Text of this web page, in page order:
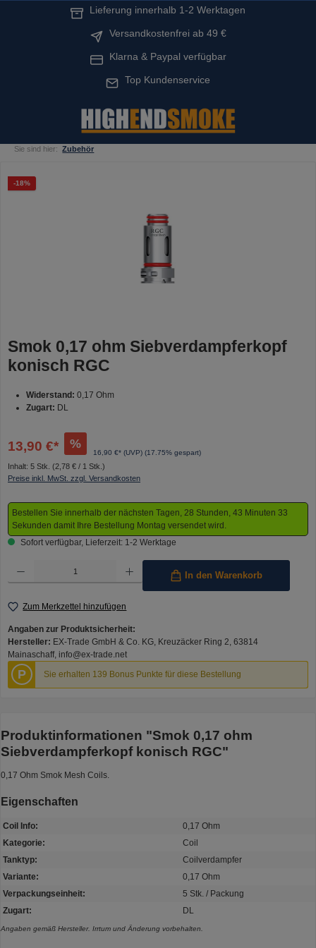
Lieferung innerhalb 1-2 Werktagen
Versandkostenfrei ab 49 €
Klarna & Paypal verfügbar
Top Kundenservice
Sie sind hier: Zubehör
Bildergalerie überspringen
-18%Rabatt
Smok 0,17 ohm Siebverdampferkopf
konisch RGC
Widerstand: 0,17 Ohm
Zugart: DL
13,90 €* %
16,90 €* (UVP) (17.75% gespart)
Inhalt: 5 Stk. (2,78 € / 1 Stk.)
Preise inkl. MwSt. zzgl. Versandkosten
Bestellen Sie innerhalb der nächsten Tagen, 28 Stunden, 43 Minuten 33
Sekunden damit Ihre Bestellung Montag versendet wird.
Sofort verfügbar, Lieferzeit: 1-2 Werktage
Produkt Anzahl: Gib den gewünschten Wert ein oder benutze die Schaltflächen um die
In den Warenkorb
Zum Merkzettel hinzufügen
Angaben zur Produktsicherheit:
Hersteller: EX-Trade GmbH & Co. KG, Kreuzäcker Ring 2, 63814
Mainaschaff, info@ex-trade.net
P Sie erhalten 139 Bonus Punkte für diese Bestellung
Produktinformationen "Smok 0,17 ohm
Siebverdampferkopf konisch RGC"
0,17 Ohm Smok Mesh Coils.
Eigenschaften
Coil Info:
0,17 Ohm
Kategorie:
Coil
Tanktyp:
Coilverdampfer
Variante:
0,17 Ohm
Verpackungseinheit:
5 Stk. / Packung
Zugart:
DL
Angaben gemäß Hersteller. Irrtum und Änderung vorbehalten.